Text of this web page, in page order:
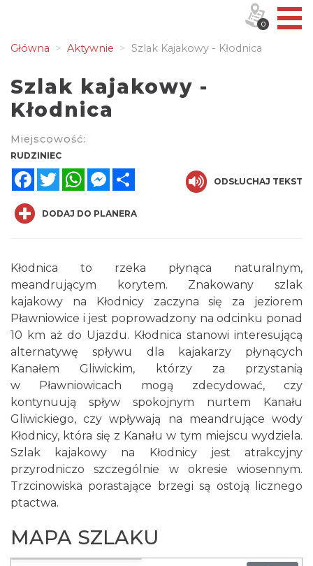
Główna Aktywnie Szlak Kajakowy - Kłodnica
Szlak kajakowy -
Kłodnica
Miejscowość:
RUDZINIEC
FacebookTwitterWhatsAppMessenger
ODSŁUCHAJ TEKST
DODAJ DO PLANERA
Kłodnica to rzeka płynąca naturalnym,
meandrującym korytem. Znakowany szlak
kajakowy na Kłodnicy zaczyna się za jeziorem
Pławniowice i jest poprowadzony na odcinku ponad
10 km aż do Ujazdu. Kłodnica stanowi interesującą
alternatywę spływu dla kajakarzy płynących
Kanałem Gliwickim, którzy za przystanią
w Pławniowicach mogą zdecydować, czy
kontynuują spływ spokojnym nurtem Kanału
Gliwickiego, czy wpływają na meandrujące wody
Kłodnicy, która się z Kanału w tym miejscu wydziela.
Szlak kajakowy na Kłodnicy jest atrakcyjny
przyrodniczo szczególnie w okresie wiosennym.
Trzcinowiska porastające brzegi są ostoją licznego
ptactwa.
MAPA SZLAKU
0